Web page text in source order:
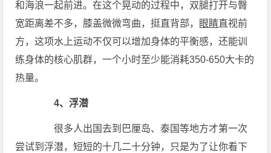
和海浪一起前进。在这个晃动的过程中，双腿打开与臀
宽距离差不多，膝盖微微弯曲，挺直背部， 眼睛直视前
方，这项水上运动不仅可以增加身体的平衡感，还能训
练身体的核心肌群，一个小时至少能消耗350-650大卡的
热量。
4、浮潜
很多人出国去到巴厘岛、泰国等地方才第一次
尝试到浮潜，短短的十几二十分钟，只是为了让你看下